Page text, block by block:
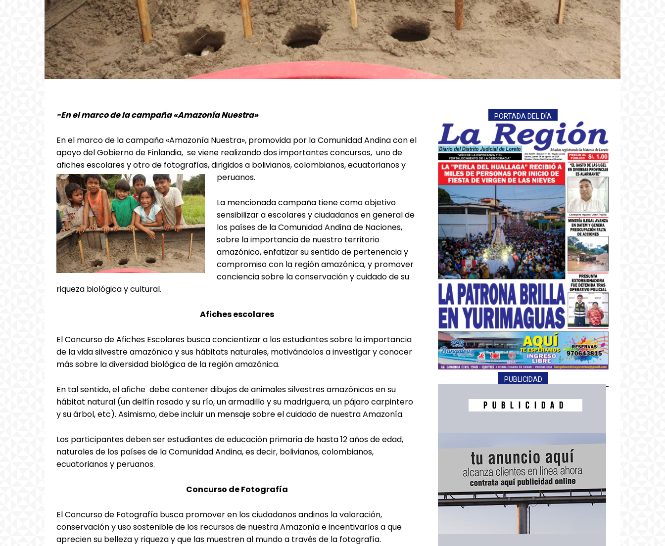
-En el marco de la campaña «Amazonía Nuestra»
En el marco de la campaña «Amazonía Nuestra», promovida por la Comunidad Andina con el
apoyo del Gobierno de Finlandia, se viene realizando dos importantes concursos, uno de
afiches escolares y otro de fotografías, dirigidos a bolivianos, colombianos, ecuatorianos y
peruanos.
La mencionada campaña tiene como objetivo
sensibilizar a escolares y ciudadanos en general de
los países de la Comunidad Andina de Naciones,
sobre la importancia de nuestro territorio
amazónico, enfatizar su sentido de pertenencia y
compromiso con la región amazónica, y promover
conciencia sobre la conservación y cuidado de su
riqueza biológica y cultural.
Afiches escolares
El Concurso de Afiches Escolares busca concientizar a los estudiantes sobre la importancia
de la vida silvestre amazónica y sus hábitats naturales, motivándolos a investigar y conocer
más sobre la diversidad biológica de la región amazónica.
En tal sentido, el afiche debe contener dibujos de animales silvestres amazónicos en su
hábitat natural (un delfín rosado y su río, un armadillo y su madriguera, un pájaro carpintero
y su árbol, etc). Asimismo, debe incluir un mensaje sobre el cuidado de nuestra Amazonía.
Los participantes deben ser estudiantes de educación primaria de hasta 12 años de edad,
naturales de los países de la Comunidad Andina, es decir, bolivianos, colombianos,
ecuatorianos y peruanos.
Concurso de Fotografía
El Concurso de Fotografía busca promover en los ciudadanos andinos la valoración,
conservación y uso sostenible de los recursos de nuestra Amazonía e incentivarlos a que
aprecien su belleza y riqueza y que las muestren al mundo a través de la fotografía.
PORTADA DEL DÍA
PUBLICIDAD